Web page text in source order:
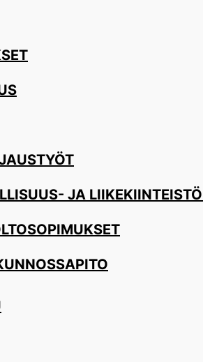
JA